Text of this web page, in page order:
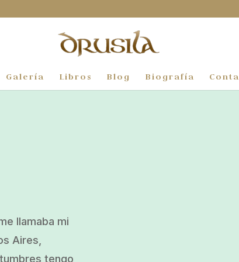
Galería Libros Blog Biografía
llamaba mi
Aires,
tengo